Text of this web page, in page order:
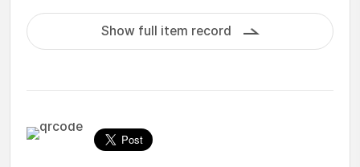
Show full item record